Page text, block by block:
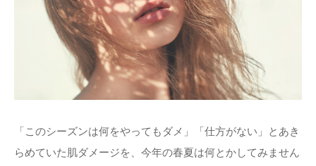
「このシーズンは何をやってもダメ」「仕方がない」とあき
らめていた肌ダメージを、今年の春夏は何とかしてみません